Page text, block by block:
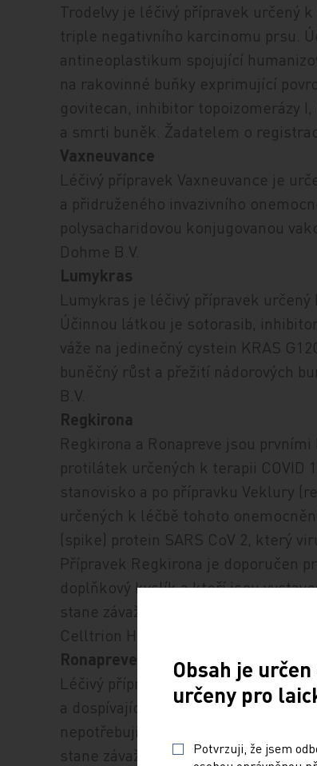
Trodelvy je léčivý přípravek určený
triple negativního karcinomu prsu.
antineoplastikum spojující
na rakovinné buňky exprimující
govitecan, inhibitor topoizomerázy
a smrti buněk. Žadatelem o
Vaxneuvance
Léčivý přípravek Vaxneuvance je
a přidruženého invazivního
polysacharidovou konjugovanou
Dohme B.V.
Lumykras
Lumykras je léčivý přípravek určený
Účinnou látkou je sotorasib,
váže na jedinečný cystein KRAS
buněčný růst a přežití nádorových
B.V.
Regkirona
Regkirona a Ronapreve jsou
protilátek určených k terapii COVID
stanovisko a po přípravku Veklury
určených k léčbě tohoto
(spike) protein SARS CoV 2, který
Přípravek Regkirona je doporučen
doplňkový kyslík a kteří jsou
stane závažným. Účinnou látkou
Celltrion Healthcare Hungary Kft.
Ronapreve
Léčivý přípravek Ronapreve je
a dospívajících (od 12 let a s
nepotřebují doplňkový kyslík a u
stane závažným. Ronapreve lze
Obsah je
určeny pro
Potvrzuji, že jsem